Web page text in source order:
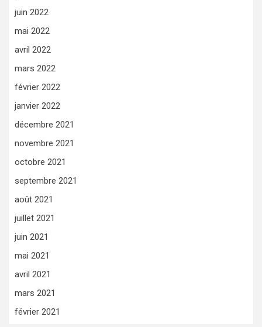
juin 2022
mai 2022
avril 2022
mars 2022
février 2022
janvier 2022
décembre 2021
novembre 2021
octobre 2021
septembre 2021
août 2021
juillet 2021
juin 2021
mai 2021
avril 2021
mars 2021
février 2021